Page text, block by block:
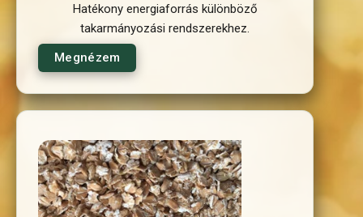
Hatékony energiaforrás különböző
takarmányozási rendszerekhez.
Megnézem